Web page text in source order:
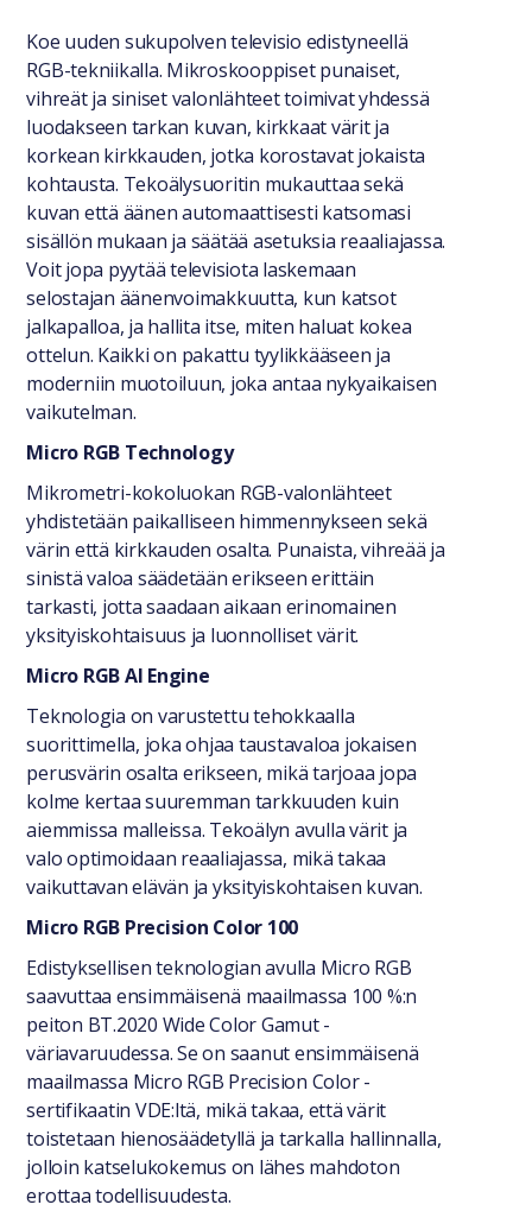
Yleiset tiedot
Koe uuden sukupolven televisio edistyneellä
RGB-tekniikalla. Mikroskooppiset punaiset,
vihreät ja siniset valonlähteet toimivat yhdessä
luodakseen tarkan kuvan, kirkkaat värit ja
korkean kirkkauden, jotka korostavat jokaista
kohtausta. Tekoälysuoritin mukauttaa sekä
kuvan että äänen automaattisesti katsomasi
sisällön mukaan ja säätää asetuksia reaaliajassa.
Voit jopa pyytää televisiota laskemaan
selostajan äänenvoimakkuutta, kun katsot
jalkapalloa, ja hallita itse, miten haluat kokea
ottelun. Kaikki on pakattu tyylikkääseen ja
moderniin muotoiluun, joka antaa nykyaikaisen
vaikutelman.
Micro RGB Technology
Mikrometri-kokoluokan RGB-valonlähteet
yhdistetään paikalliseen himmennykseen sekä
värin että kirkkauden osalta. Punaista, vihreää ja
sinistä valoa säädetään erikseen erittäin
tarkasti, jotta saadaan aikaan erinomainen
yksityiskohtaisuus ja luonnolliset värit.
Micro RGB AI Engine
Teknologia on varustettu tehokkaalla
suorittimella, joka ohjaa taustavaloa jokaisen
perusvärin osalta erikseen, mikä tarjoaa jopa
kolme kertaa suuremman tarkkuuden kuin
aiemmissa malleissa. Tekoälyn avulla värit ja
valo optimoidaan reaaliajassa, mikä takaa
vaikuttavan elävän ja yksityiskohtaisen kuvan.
Micro RGB Precision Color 100
Edistyksellisen teknologian avulla Micro RGB
saavuttaa ensimmäisenä maailmassa 100 %:n
peiton BT.2020 Wide Color Gamut -
väriavaruudessa. Se on saanut ensimmäisenä
maailmassa Micro RGB Precision Color -
sertifikaatin VDE:ltä, mikä takaa, että värit
toistetaan hienosäädetyllä ja tarkalla hallinnalla,
jolloin katselukokemus on lähes mahdoton
erottaa todellisuudesta.